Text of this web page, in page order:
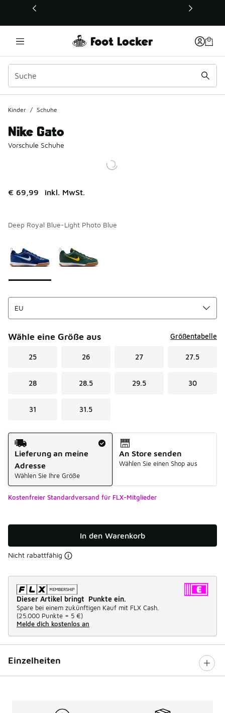
Dieser Link öffnet sich in einem neuen Fenster
Kinder / Schuhe
Nike Gato
Vorschule Schuhe
€ 69,99 inkl. MwSt.
Deep Royal Blue-Light Photo Blue
Wähle eine Größe aus Größentabelle
25 26 27 27.5
28 28.5 29.5 30
31 31.5
Versandart
Lieferung an meine
Adresse
Wählen Sie Ihre Größe
An Store senden
Wählen Sie einen Shop aus
Kostenfreier Standardversand für FLX-Mitglieder
In den Warenkorb
Nicht rabattfähig
Dieser Artikel bringt Punkte ein.
Spare bei einem zukünftigen Kauf mit FLX Cash.
(25.000 Punkte = 5 €)
Melde dich kostenlos an
Einzelheiten